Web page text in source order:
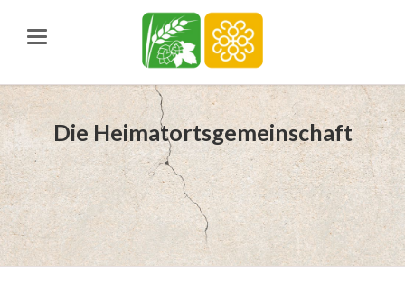
Die Heimatortsgemeinschaft